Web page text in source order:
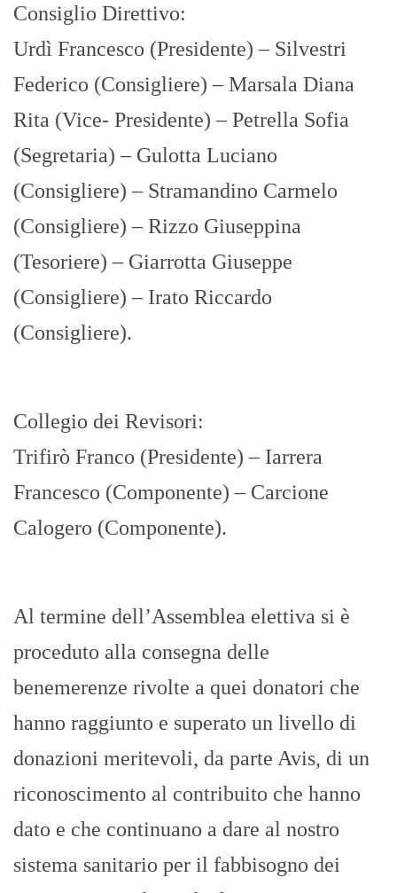
Consiglio Direttivo:
Urdì Francesco (Presidente) – Silvestri
Federico (Consigliere) – Marsala Diana
Rita (Vice- Presidente) – Petrella Sofia
(Segretaria) – Gulotta Luciano
(Consigliere) – Stramandino Carmelo
(Consigliere) – Rizzo Giuseppina
(Tesoriere) – Giarrotta Giuseppe
(Consigliere) – Irato Riccardo
(Consigliere).
Collegio dei Revisori:
Trifirò Franco (Presidente) – Iarrera
Francesco (Componente) – Carcione
Calogero (Componente).
Al termine dell’Assemblea elettiva si è
proceduto alla consegna delle
benemerenze rivolte a quei donatori che
hanno raggiunto e superato un livello di
donazioni meritevoli, da parte Avis, di un
riconoscimento al contribuito che hanno
dato e che continuano a dare al nostro
sistema sanitario per il fabbisogno dei